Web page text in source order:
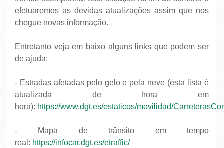
efetuaremos as devidas atualizações assim que nos
chegue novas informação.
Entretanto veja em baixo alguns links que podem ser
de ajuda:
- Estradas afetadas pelo gelo e pela neve (esta lista é
atualizada de hora em
hora): https://www.dgt.es/estaticos/movilidad/
- Mapa de trânsito em tempo
real: https://infocar.dgt.es/etraffic/